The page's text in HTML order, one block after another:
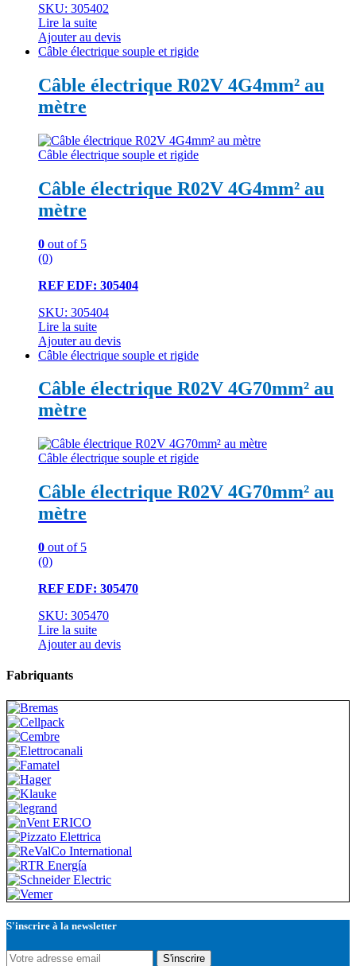
SKU: 305402
Lire la suite
Ajouter au devis
Câble électrique souple et rigide
Câble électrique R02V 4G4mm² au
mètre
Câble électrique souple et rigide
Câble électrique R02V 4G4mm² au
mètre
0 out of 5
(0)
REF EDF: 305404
SKU: 305404
Lire la suite
Ajouter au devis
Câble électrique souple et rigide
Câble électrique R02V 4G70mm² au
mètre
Câble électrique souple et rigide
Câble électrique R02V 4G70mm² au
mètre
0 out of 5
(0)
REF EDF: 305470
SKU: 305470
Lire la suite
Ajouter au devis
Fabriquants
S'inscrire à la newsletter
S'inscrire